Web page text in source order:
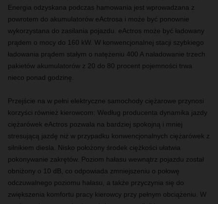
Energia odzyskana podczas hamowania jest wprowadzana z
powrotem do akumulatorów eActrosa i może być ponownie
wykorzystana do zasilania pojazdu. eActros może być ładowany
prądem o mocy do 160 kW. W konwencjonalnej stacji szybkiego
ładowania prądem stałym o natężeniu 400 A naładowanie trzech
pakietów akumulatorów z 20 do 80 procent pojemności trwa
nieco ponad godzinę.
Przejście na w pełni elektryczne samochody ciężarowe przynosi
korzyści również kierowcom: Według producenta dynamika jazdy
ciężarówek eActros pozwala na bardziej spokojną i mniej
stresującą jazdę niż w przypadku konwencjonalnych ciężarówek z
silnikiem diesla. Nisko położony środek ciężkości ułatwia
pokonywanie zakrętów. Poziom hałasu wewnątrz pojazdu został
obniżony o 10 dB, co odpowiada zmniejszeniu o połowę
odczuwalnego poziomu hałasu, a także przyczynia się do
zwiększenia komfortu pracy kierowcy przy pełnym obciążeniu. W